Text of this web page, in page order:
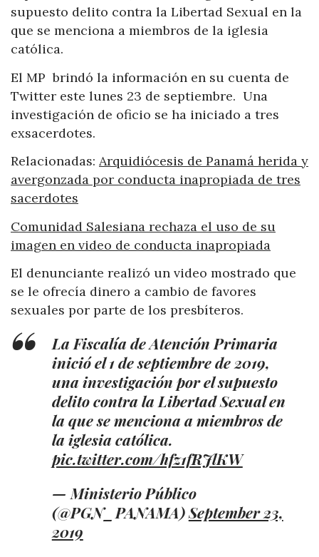
supuesto delito contra la Libertad Sexual en la
que se menciona a miembros de la iglesia
católica.
El MP brindó la información en su cuenta de
Twitter este lunes 23 de septiembre. Una
investigación de oficio se ha iniciado a tres
exsacerdotes.
Relacionadas: Arquidiócesis de Panamá herida y
avergonzada por conducta inapropiada de tres
sacerdotes
Comunidad Salesiana rechaza el uso de su
imagen en video de conducta inapropiada
El denunciante realizó un video mostrado que
se le ofrecía dinero a cambio de favores
sexuales por parte de los presbíteros.
La Fiscalía de Atención Primaria
inició el 1 de septiembre de 2019,
una investigación por el supuesto
delito contra la Libertad Sexual en
la que se menciona a miembros de
la iglesia católica.
pic.twitter.com/hfz1fRJlKW
— Ministerio Público
(@PGN_PANAMA)September 23,
2019